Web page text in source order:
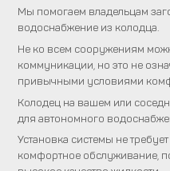
Мы помогаем владельцам
водоснабжение из колодца.
Не ко всем сооружениям
коммуникации, но это не
привычными условиями
Колодец на вашем или
для автономного
Установка системы не
комфортное обслуживание,